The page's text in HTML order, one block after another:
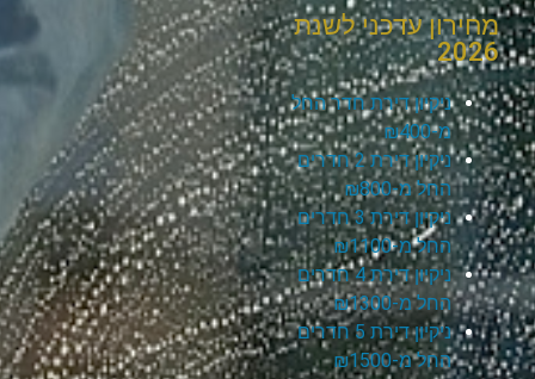
מחירון עדכני לשנת
2026
ניקיון דירת חדר החל
מ-₪400
ניקיון דירת 2 חדרים
החל מ-₪800
ניקיון דירת 3 חדרים
החל מ-₪1100
ניקיון דירת 4 חדרים
החל מ-₪1300
ניקיון דירת 5 חדרים
החל מ-₪1500